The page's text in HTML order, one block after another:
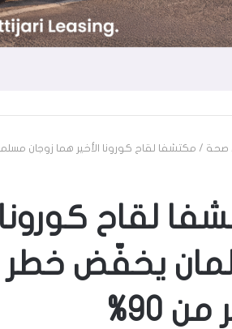
صحة / مكتشفا لقاح كورونا الأخير هما زوجان
لقاح كورونا
يخفّض خطر
90%